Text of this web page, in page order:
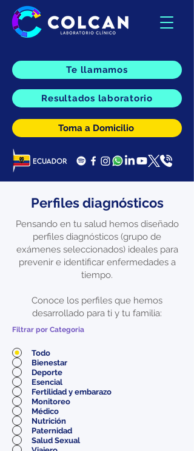
Te llamamos
Resultados laboratorio
Toma a Domicilio
Perfiles diagnósticos
Pensando en tu salud hemos diseñado
perfiles diagnósticos (grupo de
exámenes seleccionados) ideales para
prevenir e identificar enfermedades a
tiempo.
Conoce los perfiles que hemos
desarrollado para ti y tu familia:
Filtrar por Categoria
Todo
Bienestar
Deporte
Esencial
Fertilidad y embarazo
Monitoreo
Médico
Nutrición
Paternidad
Salud Sexual